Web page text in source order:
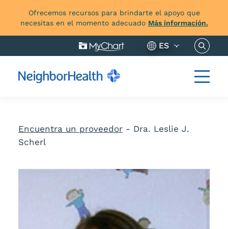
Ofrecemos recursos para brindarte el apoyo que
necesitas en el momento adecuado Más información.
ES Buscar
Encuentra un proveedor- Dra. Leslie J.
Scherl